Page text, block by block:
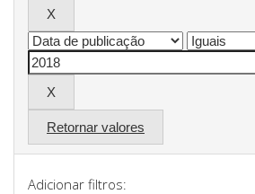
Retornar valores
Adicionar filtros: